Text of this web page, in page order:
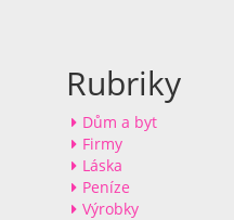
Rubriky
Dům a byt
Firmy
Láska
Peníze
Výrobky